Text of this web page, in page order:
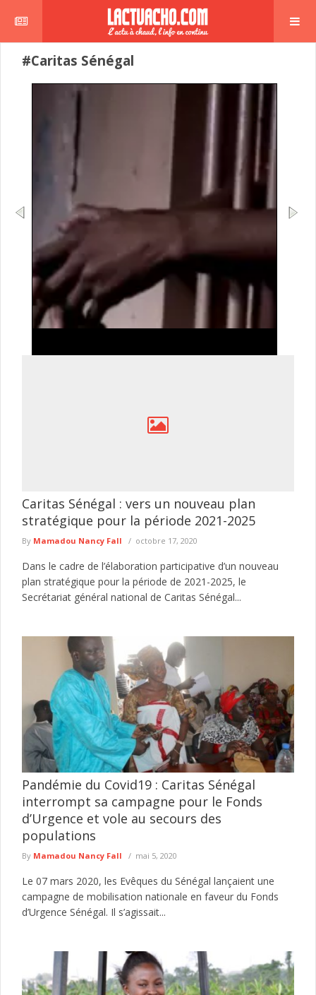
#Caritas Sénégal
Caritas Sénégal : vers un nouveau plan
stratégique pour la période 2021-2025
By Mamadou Nancy Fall octobre 17, 2020
Dans le cadre de l’élaboration participative d’un nouveau
plan stratégique pour la période de 2021-2025, le
Secrétariat général national de Caritas Sénégal...
Pandémie du Covid19 : Caritas Sénégal
interrompt sa campagne pour le Fonds
d’Urgence et vole au secours des
populations
By Mamadou Nancy Fall mai 5, 2020
Le 07 mars 2020, les Evêques du Sénégal lançaient une
campagne de mobilisation nationale en faveur du Fonds
d’Urgence Sénégal. Il s’agissait...